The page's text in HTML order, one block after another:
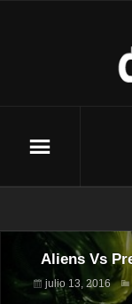
Aliens Vs
julio 13, 2016